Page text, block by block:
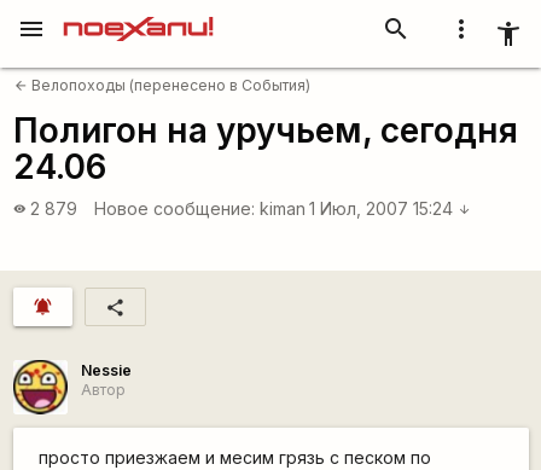
more_vert accessibility_new
search
menu
arrow_back Велопоходы (перенесено в События)
Полигон на уручьем, сегодня
24.06
visibility 2 879 Новое сообщение: kiman 1 Июл, 2007 15:24 arrow_downward
notifications_active share
Nessie
Автор
просто приезжаем и месим грязь с песком по